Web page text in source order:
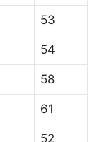
53
54
58
61
52